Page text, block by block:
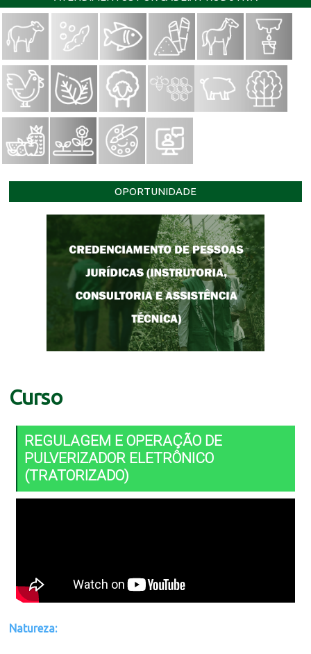
OPORTUNIDADE
Curso
REGULAGEM E OPERAÇÃO DE
PULVERIZADOR ELETRÔNICO
(TRATORIZADO)
Natureza: